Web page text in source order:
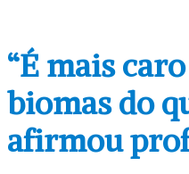
“É mais
biomas do
afirmou